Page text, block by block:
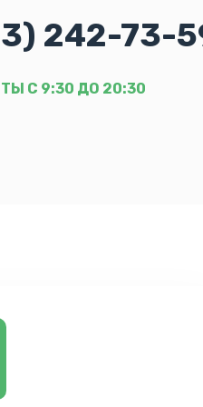
242-73-
С 9:30 ДО 20:30